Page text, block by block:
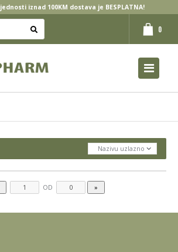
iznad 100KM dostava je BESPLATNA!
0
OD